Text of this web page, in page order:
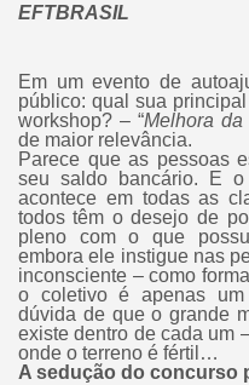
EFTBRASIL
Em um evento de
público: qual sua
workshop? – “Melhora da
de maior relevância.
Parece que as pessoas
seu saldo bancário. E
acontece em todas as
todos têm o desejo de
pleno com o que
embora ele instigue nas
inconsciente – como
o coletivo é apenas
dúvida de que o grande
existe dentro de cada um
onde o terreno é fértil…
A sedução do concurso